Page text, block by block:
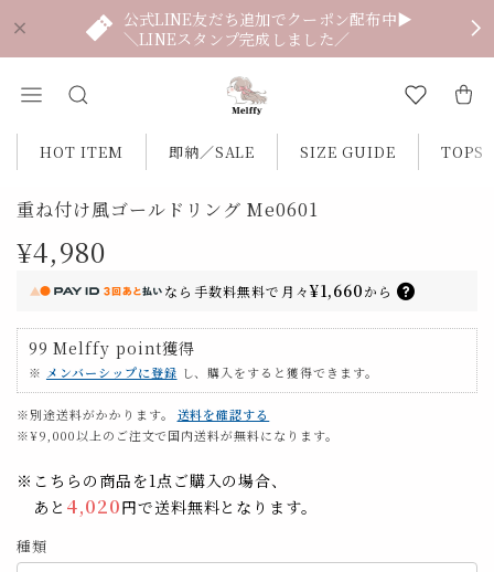
公式LINE友だち追加でクーポン配布中▶
＼LINEスタンプ完成しました／
HOT ITEM 即納／SALE SIZE GUIDE TOPS
重ね付け風ゴールドリング Me0601
¥4,980
なら 手数料無料で 月々¥1,660から
99 Melffy point獲得
※ メンバーシップに登録 し、購入をすると獲得できます。
※別途送料がかかります。
送料を確認する
※¥9,000以上のご注文で国内送料が無料になります。
※こちらの商品を1点ご購入の場合、
あと 4,020円で送料無料となります。
種類